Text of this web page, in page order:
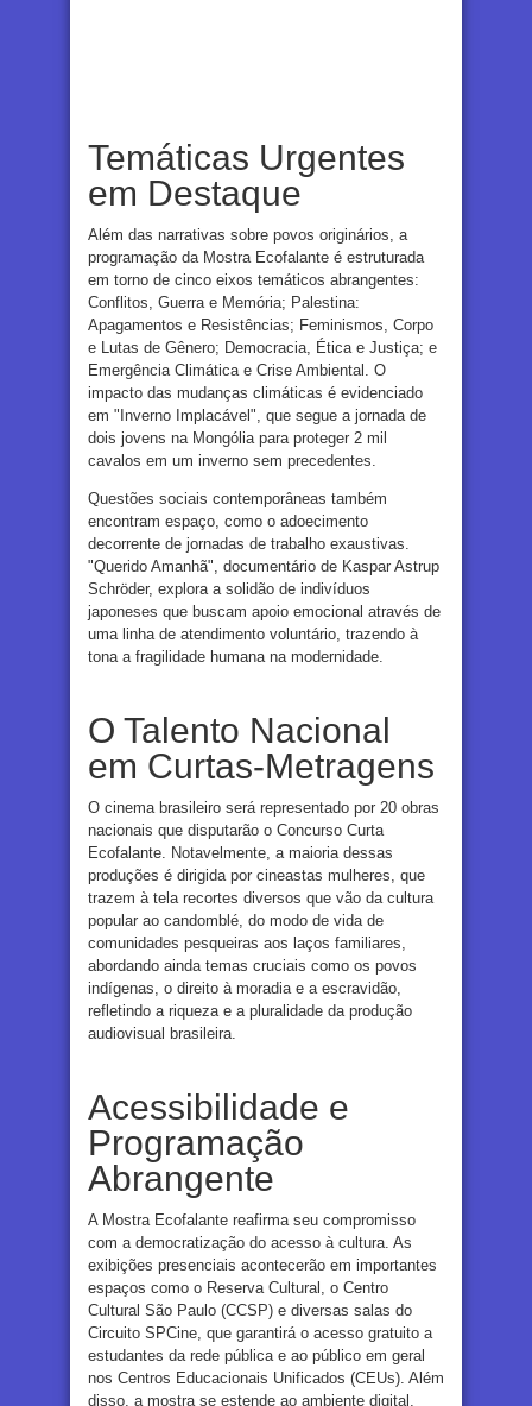
Temáticas Urgentes
em Destaque
Além das narrativas sobre povos originários, a
programação da Mostra Ecofalante é estruturada
em torno de cinco eixos temáticos abrangentes:
Conflitos, Guerra e Memória; Palestina:
Apagamentos e Resistências; Feminismos, Corpo
e Lutas de Gênero; Democracia, Ética e Justiça; e
Emergência Climática e Crise Ambiental. O
impacto das mudanças climáticas é evidenciado
em "Inverno Implacável", que segue a jornada de
dois jovens na Mongólia para proteger 2 mil
cavalos em um inverno sem precedentes.
Questões sociais contemporâneas também
encontram espaço, como o adoecimento
decorrente de jornadas de trabalho exaustivas.
"Querido Amanhã", documentário de Kaspar Astrup
Schröder, explora a solidão de indivíduos
japoneses que buscam apoio emocional através de
uma linha de atendimento voluntário, trazendo à
tona a fragilidade humana na modernidade.
O Talento Nacional
em Curtas-Metragens
O cinema brasileiro será representado por 20 obras
nacionais que disputarão o Concurso Curta
Ecofalante. Notavelmente, a maioria dessas
produções é dirigida por cineastas mulheres, que
trazem à tela recortes diversos que vão da cultura
popular ao candomblé, do modo de vida de
comunidades pesqueiras aos laços familiares,
abordando ainda temas cruciais como os povos
indígenas, o direito à moradia e a escravidão,
refletindo a riqueza e a pluralidade da produção
audiovisual brasileira.
Acessibilidade e
Programação
Abrangente
A Mostra Ecofalante reafirma seu compromisso
com a democratização do acesso à cultura. As
exibições presenciais acontecerão em importantes
espaços como o Reserva Cultural, o Centro
Cultural São Paulo (CCSP) e diversas salas do
Circuito SPCine, que garantirá o acesso gratuito a
estudantes da rede pública e ao público em geral
nos Centros Educacionais Unificados (CEUs). Além
disso, a mostra se estende ao ambiente digital,